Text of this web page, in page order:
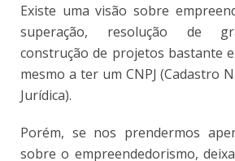
Existe uma visão sobre
superação, resolução de
construção de projetos bastante
mesmo a ter um CNPJ (Cadastro
Jurídica).
Porém, se nos prendermos
sobre o empreendedorismo,